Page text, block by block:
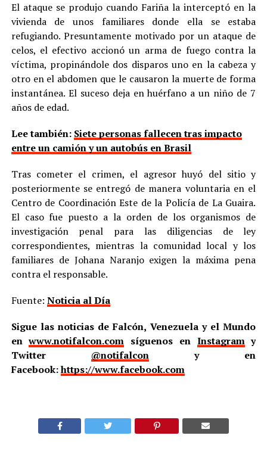
El ataque se produjo cuando Fariña la interceptó en la
vivienda de unos familiares donde ella se estaba
refugiando. Presuntamente motivado por un ataque de
celos, el efectivo accionó un arma de fuego contra la
víctima, propinándole dos disparos uno en la cabeza y
otro en el abdomen que le causaron la muerte de forma
instantánea. El suceso deja en huérfano a un niño de 7
años de edad.
Lee también: Siete personas fallecen tras impacto
entre un camión y un autobús en Brasil
Tras cometer el crimen, el agresor huyó del sitio y
posteriormente se entregó de manera voluntaria en el
Centro de Coordinación Este de la Policía de La Guaira.
El caso fue puesto a la orden de los organismos de
investigación penal para las diligencias de ley
correspondientes, mientras la comunidad local y los
familiares de Johana Naranjo exigen la máxima pena
contra el responsable.
Fuente: Noticia al Día
Sigue las noticias de Falcón, Venezuela y el Mundo
enwww.notifalcon.com síguenos en Instagramy
Twitter @notifalcony en
Facebook:https://www.facebook.com